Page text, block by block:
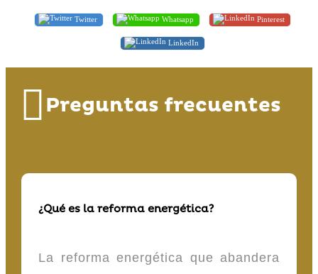
Twitter Whatsapp Pinterest
LinkedIn
Preguntas frecuentes
¿Qué es la reforma energética?
La reforma energética que abandera